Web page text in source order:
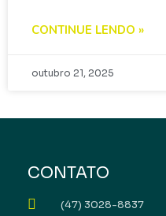
CONTINUE LENDO »
outubro 21, 2025
CONTATO
(47) 3028-8837